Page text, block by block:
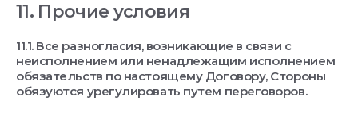
11. Прочие условия
11.1. Все разногласия, возникающие в связи с
неисполнением или ненадлежащим исполнением
обязательств по настоящему Договору, Стороны
обязуются урегулировать путем переговоров.